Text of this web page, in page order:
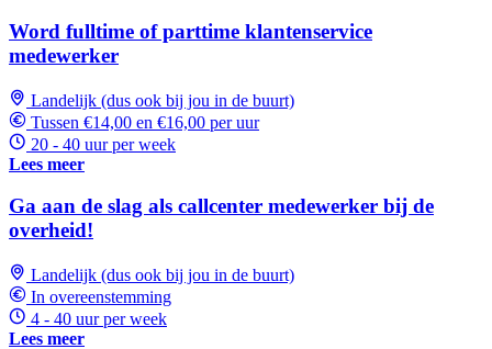
Word fulltime of parttime klantenservice
medewerker
Landelijk (dus ook bij jou in de buurt)
Tussen €14,00 en €16,00 per uur
20 - 40 uur per week
Lees meer
Ga aan de slag als callcenter medewerker bij de
overheid!
Landelijk (dus ook bij jou in de buurt)
In overeenstemming
4 - 40 uur per week
Lees meer